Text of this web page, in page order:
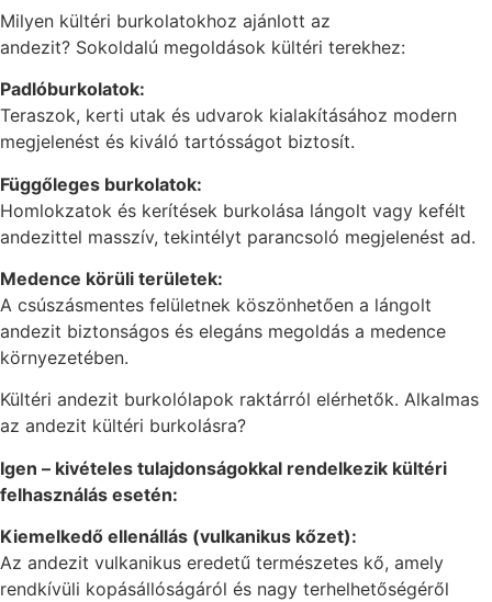
Milyen kültéri burkolatokhoz ajánlott az
andezit? Sokoldalú megoldások kültéri terekhez:
Padlóburkolatok:
Teraszok, kerti utak és udvarok kialakításához modern
megjelenést és kiváló tartósságot biztosít.
Függőleges burkolatok:
Homlokzatok és kerítések burkolása lángolt vagy kefélt
andezittel masszív, tekintélyt parancsoló megjelenést ad.
Medence körüli területek:
A csúszásmentes felületnek köszönhetően a lángolt
andezit biztonságos és elegáns megoldás a medence
környezetében.
Kültéri andezit burkolólapok raktárról elérhetők. Alkalmas
az andezit kültéri burkolásra?
Igen – kivételes tulajdonságokkal rendelkezik kültéri
felhasználás esetén:
Kiemelkedő ellenállás (vulkanikus kőzet):
Az andezit vulkanikus eredetű természetes kő, amely
rendkívüli kopásállóságáról és nagy terhelhetőségéről